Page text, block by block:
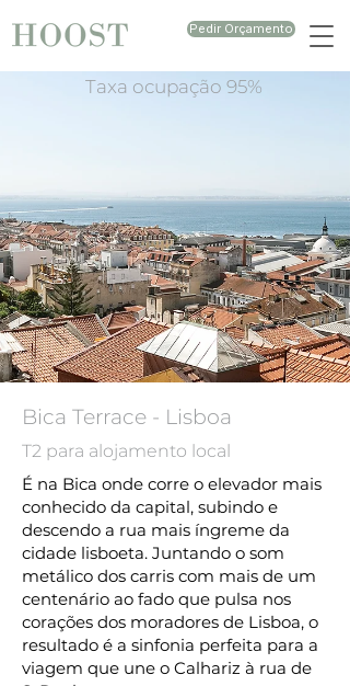
Pedir Orçamento
Taxa ocupação 95%
Bica Terrace - Lisboa
T2 para alojamento local
É na Bica onde corre o elevador mais
conhecido da capital, subindo e
descendo a rua mais íngreme da
cidade lisboeta. Juntando o som
metálico dos carris com mais de um
centenário ao fado que pulsa nos
corações dos moradores de Lisboa, o
resultado é a sinfonia perfeita para a
viagem que une o Calhariz à rua de